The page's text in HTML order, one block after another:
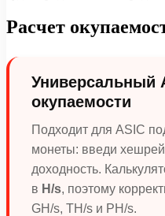
Расчет
Универсальный
окупаемости
Подходит для ASIC
монеты: введи
доходность.
в H/s, поэтому
GH/s, TH/s и PH/s.